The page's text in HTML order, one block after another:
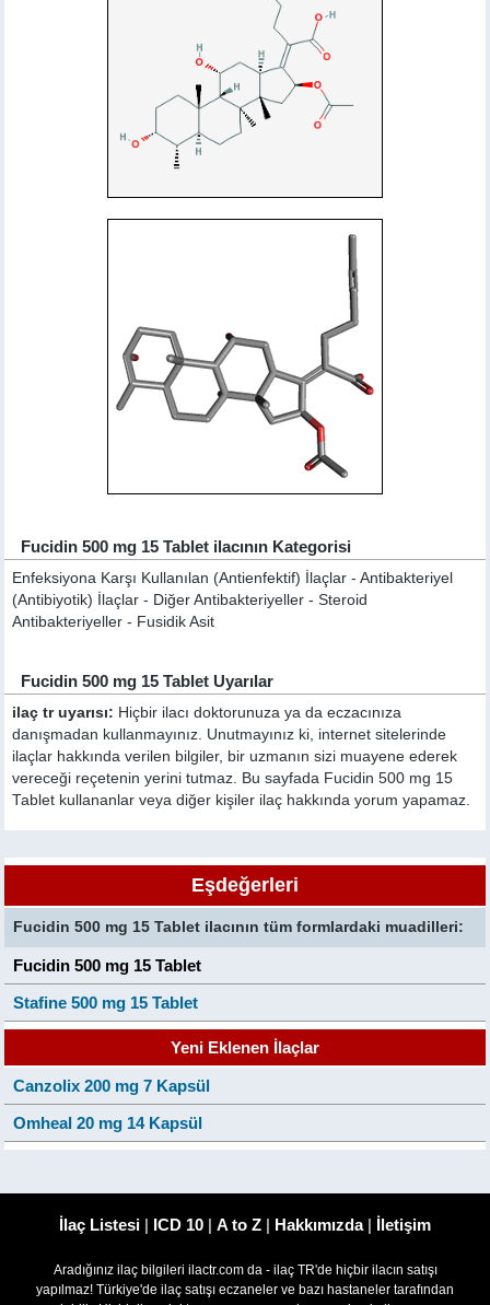
Fucidin 500 mg 15 Tablet ilacının Kategorisi
Enfeksiyona Karşı Kullanılan (Antienfektif) İlaçlar - Antibakteriyel
(Antibiyotik) İlaçlar - Diğer Antibakteriyeller - Steroid
Antibakteriyeller - Fusidik Asit
Fucidin 500 mg 15 Tablet Uyarılar
ilaç tr uyarısı: Hiçbir ilacı doktorunuza ya da eczacınıza
danışmadan kullanmayınız. Unutmayınız ki, internet sitelerinde
ilaçlar hakkında verilen bilgiler, bir uzmanın sizi muayene ederek
vereceği reçetenin yerini tutmaz. Bu sayfada Fucidin 500 mg 15
Tablet kullananlar veya diğer kişiler ilaç hakkında yorum yapamaz.
Eşdeğerleri
Fucidin 500 mg 15 Tablet ilacının tüm formlardaki muadilleri:
Fucidin 500 mg 15 Tablet
Stafine 500 mg 15 Tablet
Yeni Eklenen İlaçlar
Canzolix 200 mg 7 Kapsül
Omheal 20 mg 14 Kapsül
İlaç Listesi | ICD 10 | A to Z | Hakkımızda| İletişim
Aradığınız ilaç bilgileri ilactr.com da - ilaç TR'de hiçbir ilacın satışı
yapılmaz! Türkiye'de ilaç satışı eczaneler ve bazı hastaneler tarafından